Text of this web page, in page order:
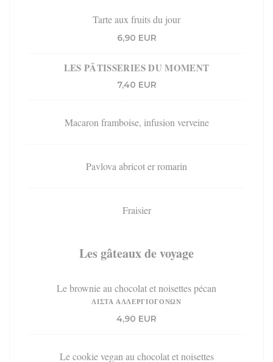
Tarte aux fruits du jour
6,90 EUR
LES PÂTISSERIES DU MOMENT
7,40 EUR
Macaron framboise, infusion verveine
Pavlova abricot er romarin
Fraisier
Les gâteaux de voyage
Le brownie au chocolat et noisettes pécan
ΛΊΣΤΑ ΑΛΛΕΡΓΙΟΓΌΝΩΝ
4,90 EUR
Le cookie vegan au chocolat et noisettes